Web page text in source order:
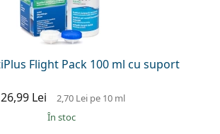
Flight Pack 100 ml cu suport
26,99 Lei 2,70 Lei pe 10 ml
În stoc